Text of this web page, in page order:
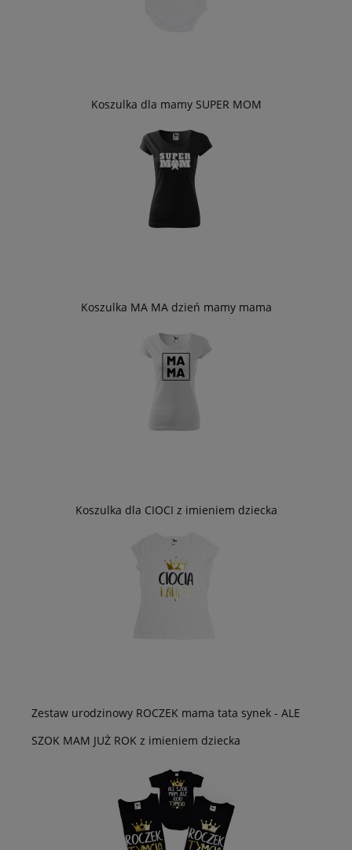
Koszulka dla mamy SUPER MOM
Koszulka MA MA dzień mamy mama
Koszulka dla CIOCI z imieniem dziecka
Zestaw urodzinowy ROCZEK mama tata synek - ALE
SZOK MAM JUŻ ROK z imieniem dziecka